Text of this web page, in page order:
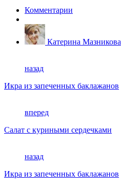
Комментарии
Катерина Мазникова
назад
Икра из запеченных баклажанов
вперед
Салат с куриными сердечками
назад
Икра из запеченных баклажанов